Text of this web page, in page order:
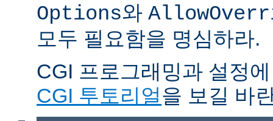
Options와
모두 필요함을 명심하라.
CGI 프로그래밍과 설정
CGI 투토리얼을 보길 바